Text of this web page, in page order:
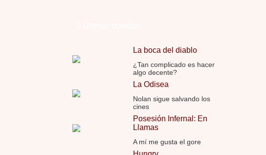
La boca del diablo
¿Tan complicado es hacer
algo decente?
La Odisea
Nolan sigue salvando los
cines
Posesión Infernal: En
Llamas
A mí me gusta el gore